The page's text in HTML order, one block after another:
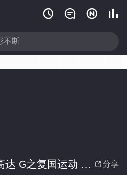
   
 分享
高达 G之复国运动 剧场版III 来自宇宙的遗产